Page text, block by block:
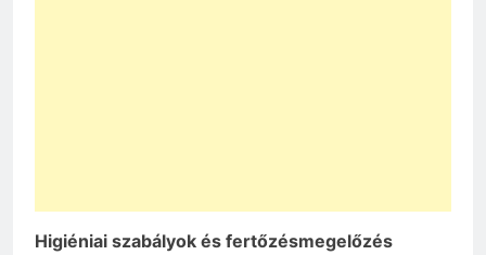
Higiéniai szabályok és fertőzésmegelőzés